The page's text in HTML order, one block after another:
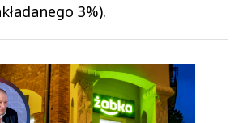
3%).